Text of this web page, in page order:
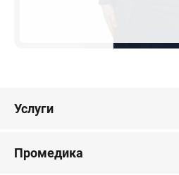
Услуги
Промедика